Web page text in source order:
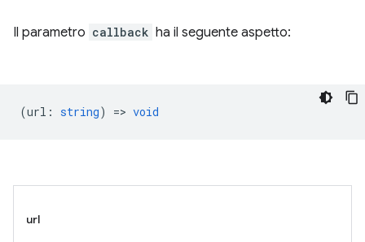
Il parametro callback ha il seguente aspetto:
(url : string) => void
url